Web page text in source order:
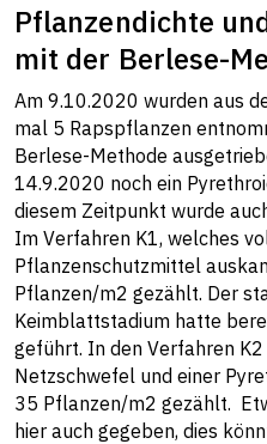
Pflanzendichte
mit der Berlese-
Am 9.10.2020 wurden aus
mal 5 Rapspflanzen
Berlese-Methode
14.9.2020 noch ein
diesem Zeitpunkt wurde
Im Verfahren K1, welches
Pflanzenschutzmittel
Pflanzen/m2 gezählt. Der
Keimblattstadium hatte
geführt. In den Verfahren
Netzschwefel und einer
35 Pflanzen/m2 gezählt.
hier auch gegeben, dies